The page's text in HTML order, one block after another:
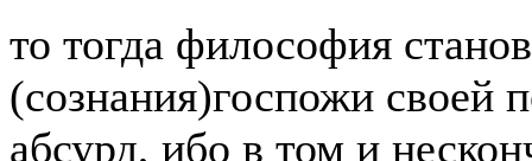
то тогда философия
(сознания)госпожи своей
абсурд, ибо в том и